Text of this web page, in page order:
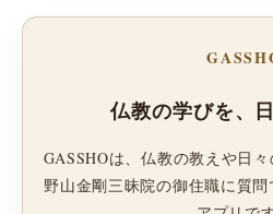
仏教の学びを、
GASSHOは、仏教の教えや日
野山金剛三昧院の御住職に質